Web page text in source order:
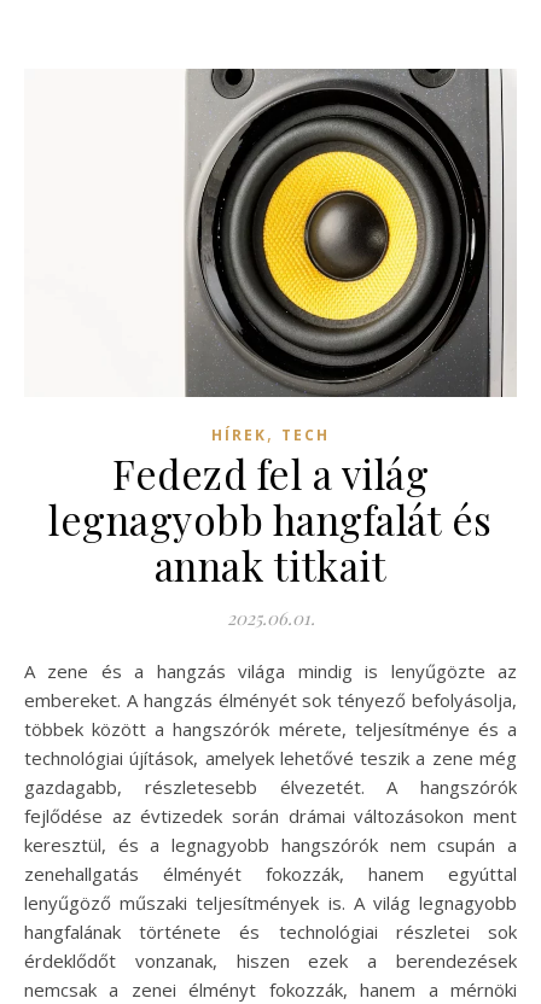
HÍREK, TECH
Fedezd fel a világ
legnagyobb hangfalát és
annak titkait
2025.06.01.
A zene és a hangzás világa mindig is lenyűgözte az
embereket. A hangzás élményét sok tényező befolyásolja,
többek között a hangszórók mérete, teljesítménye és a
technológiai újítások, amelyek lehetővé teszik a zene még
gazdagabb, részletesebb élvezetét. A hangszórók
fejlődése az évtizedek során drámai változásokon ment
keresztül, és a legnagyobb hangszórók nem csupán a
zenehallgatás élményét fokozzák, hanem egyúttal
lenyűgöző műszaki teljesítmények is. A világ legnagyobb
hangfalának története és technológiai részletei sok
érdeklődőt vonzanak, hiszen ezek a berendezések
nemcsak a zenei élményt fokozzák, hanem a mérnöki